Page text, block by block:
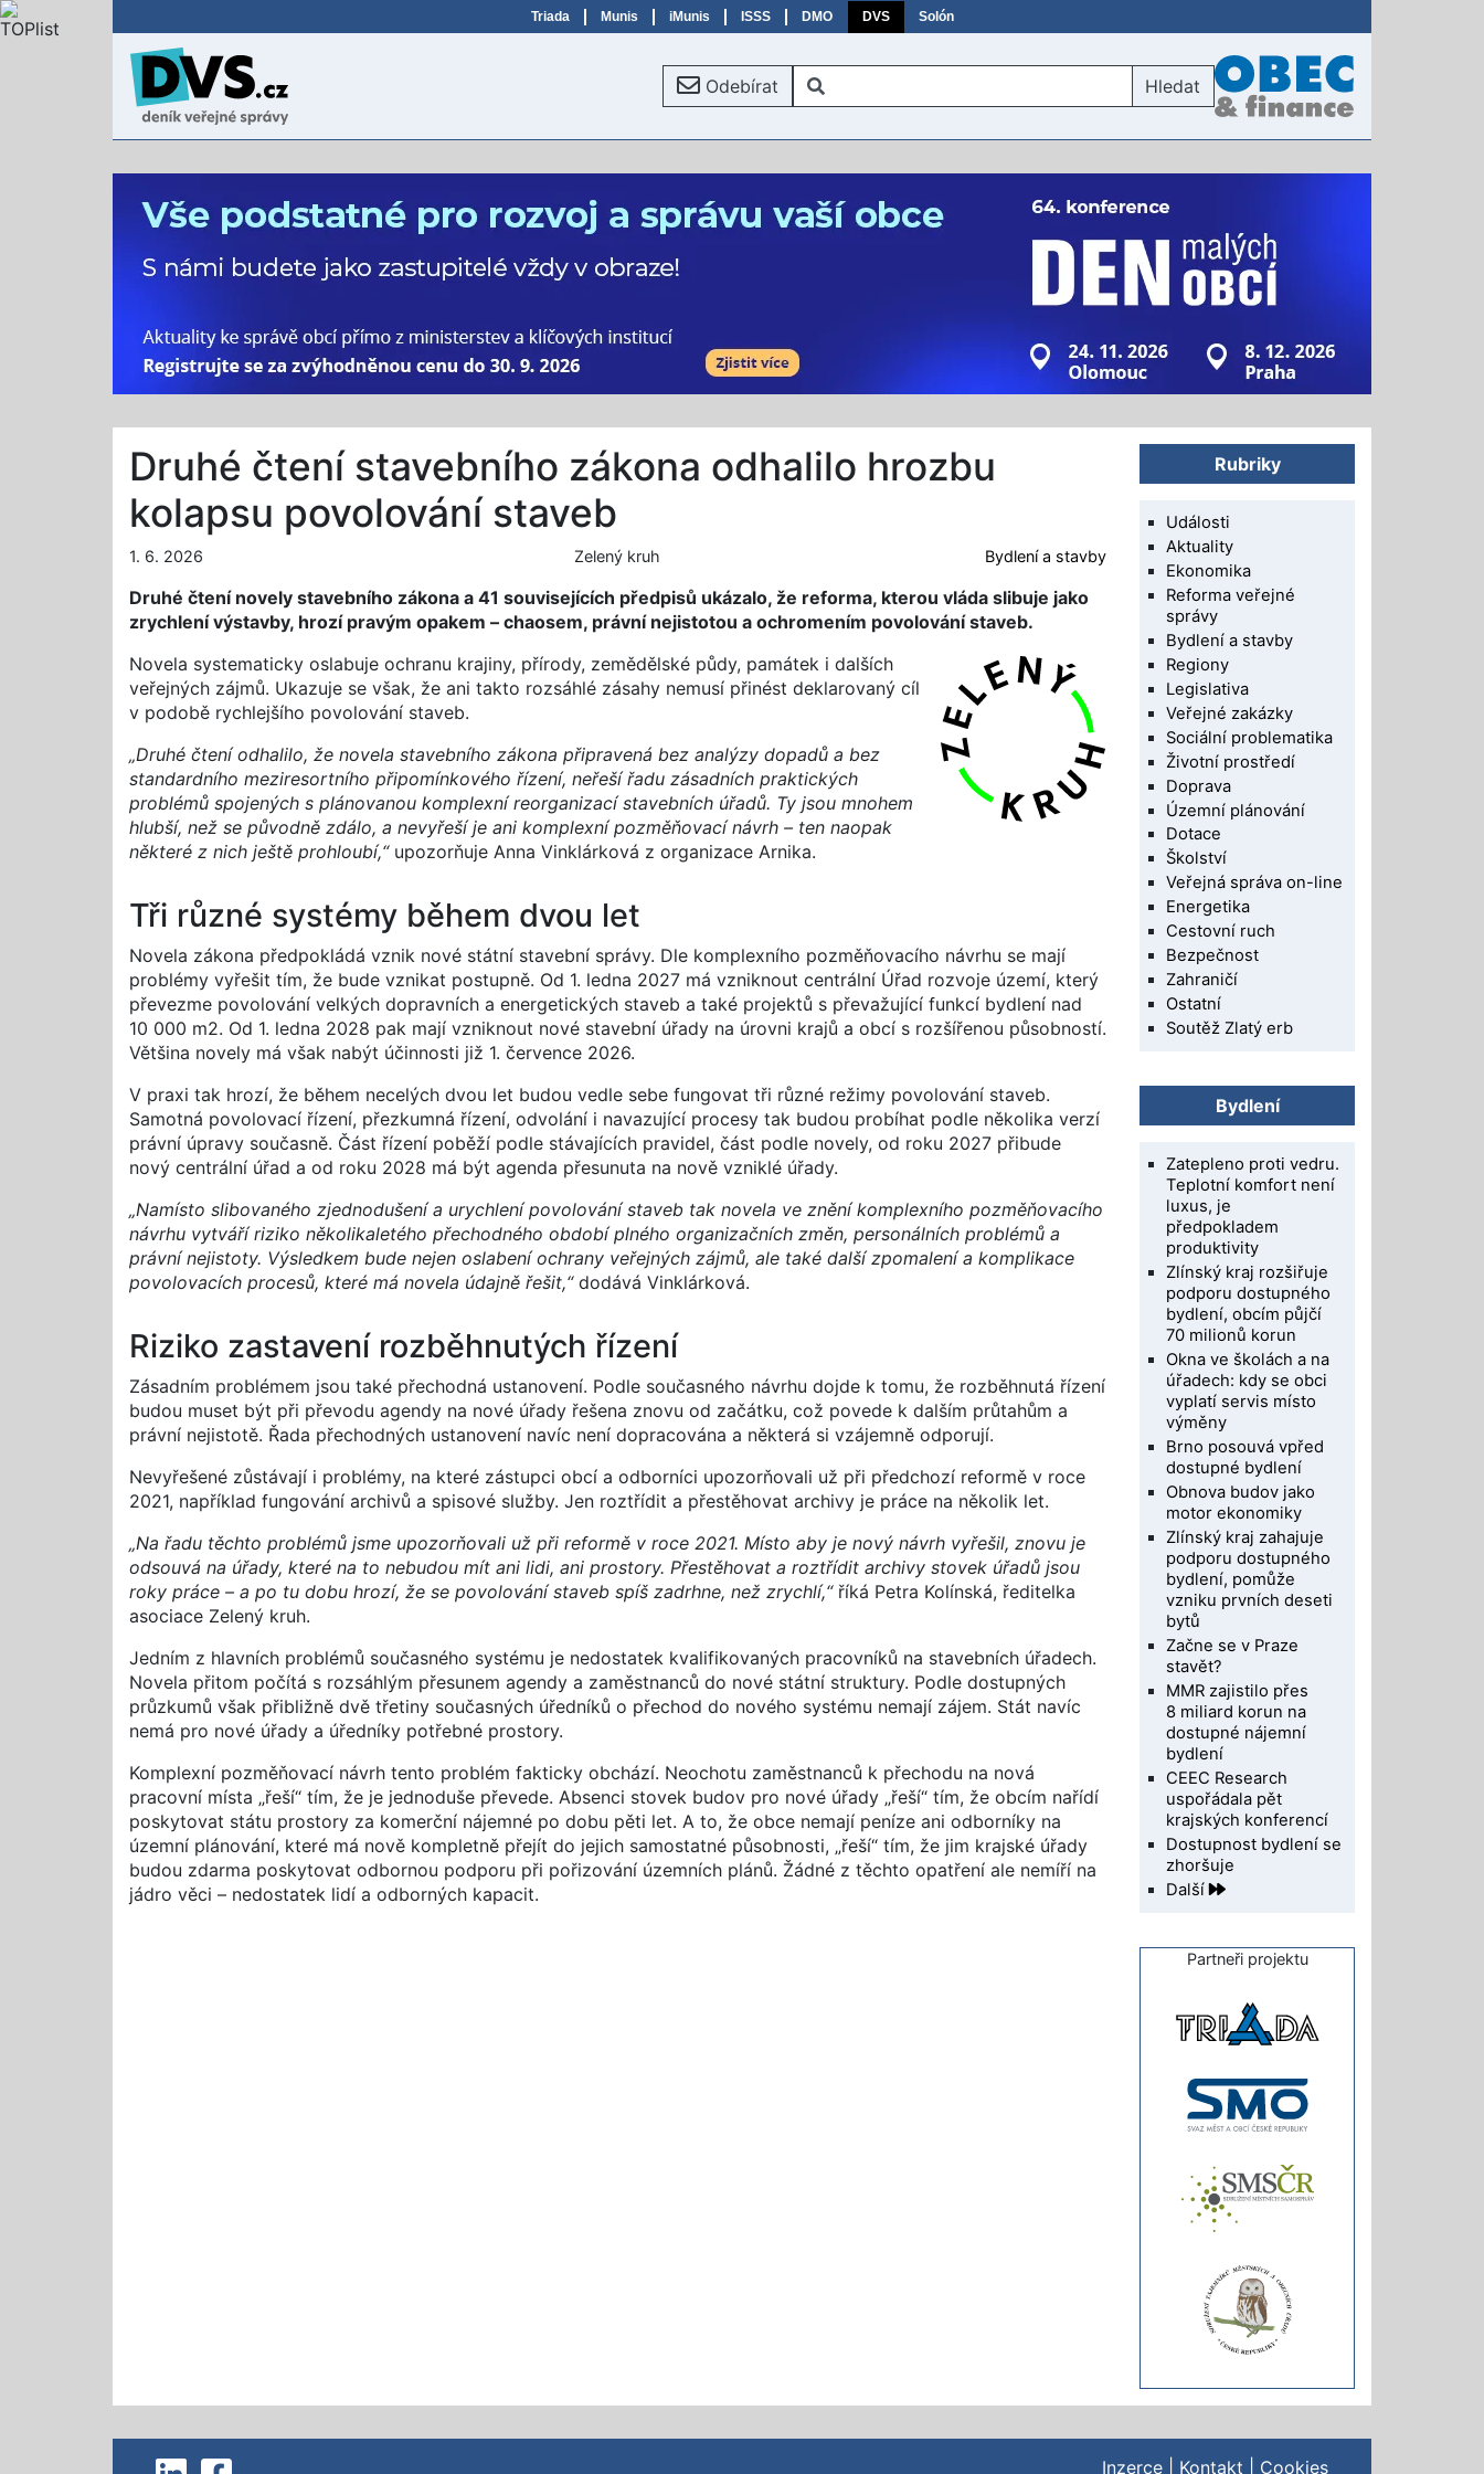
Triada Munis iMunis ISSS DMO DVS Solón
Odebírat Hledat
Druhé čtení stavebního zákona odhalilo hrozbu
kolapsu povolování staveb
1. 6. 2026 Zelený kruh Bydlení a stavby
Druhé čtení novely stavebního zákona a 41 souvisejících předpisů ukázalo, že reforma, kterou vláda slibuje jako
zrychlení výstavby, hrozí pravým opakem – chaosem, právní nejistotou a ochromením povolování staveb.
Novela systematicky oslabuje ochranu krajiny, přírody, zemědělské půdy, památek i dalších
veřejných zájmů. Ukazuje se však, že ani takto rozsáhlé zásahy nemusí přinést deklarovaný cíl
v podobě rychlejšího povolování staveb.
„Druhé čtení odhalilo, že novela stavebního zákona připravená bez analýzy dopadů a bez
standardního meziresortního připomínkového řízení, neřeší řadu zásadních praktických
problémů spojených s plánovanou komplexní reorganizací stavebních úřadů. Ty jsou mnohem
hlubší, než se původně zdálo, a nevyřeší je ani komplexní pozměňovací návrh – ten naopak
některé z nich ještě prohloubí,“upozorňuje Anna Vinklárková z organizace Arnika.
Tři různé systémy během dvou let
Novela zákona předpokládá vznik nové státní stavební správy. Dle komplexního pozměňovacího návrhu se mají
problémy vyřešit tím, že bude vznikat postupně. Od 1. ledna 2027 má vzniknout centrální Úřad rozvoje území, který
převezme povolování velkých dopravních a energetických staveb a také projektů s převažující funkcí bydlení nad
10 000 m2. Od 1. ledna 2028 pak mají vzniknout nové stavební úřady na úrovni krajů a obcí s rozšířenou působností.
Většina novely má však nabýt účinnosti již 1. července 2026.
V praxi tak hrozí, že během necelých dvou let budou vedle sebe fungovat tři různé režimy povolování staveb.
Samotná povolovací řízení, přezkumná řízení, odvolání i navazující procesy tak budou probíhat podle několika verzí
právní úpravy současně. Část řízení poběží podle stávajících pravidel, část podle novely, od roku 2027 přibude
nový centrální úřad a od roku 2028 má být agenda přesunuta na nově vzniklé úřady.
„Namísto slibovaného zjednodušení a urychlení povolování staveb tak novela ve znění komplexního pozměňovacího
návrhu vytváří riziko několikaletého přechodného období plného organizačních změn, personálních problémů a
právní nejistoty. Výsledkem bude nejen oslabení ochrany veřejných zájmů, ale také další zpomalení a komplikace
povolovacích procesů, které má novela údajně řešit,“dodává Vinklárková.
Riziko zastavení rozběhnutých řízení
Zásadním problémem jsou také přechodná ustanovení. Podle současného návrhu dojde k tomu, že rozběhnutá řízení
budou muset být při převodu agendy na nové úřady řešena znovu od začátku, což povede k dalším průtahům a
právní nejistotě. Řada přechodných ustanovení navíc není dopracována a některá si vzájemně odporují.
Nevyřešené zůstávají i problémy, na které zástupci obcí a odborníci upozorňovali už při předchozí reformě v roce
2021, například fungování archivů a spisové služby. Jen roztřídit a přestěhovat archivy je práce na několik let.
„Na řadu těchto problémů jsme upozorňovali už při reformě v roce 2021. Místo aby je nový návrh vyřešil, znovu je
odsouvá na úřady, které na to nebudou mít ani lidi, ani prostory. Přestěhovat a roztřídit archivy stovek úřadů jsou
roky práce – a po tu dobu hrozí, že se povolování staveb spíš zadrhne, než zrychlí,“říká Petra Kolínská, ředitelka
asociace Zelený kruh.
Jedním z hlavních problémů současného systému je nedostatek kvalifikovaných pracovníků na stavebních úřadech.
Novela přitom počítá s rozsáhlým přesunem agendy a zaměstnanců do nové státní struktury. Podle dostupných
průzkumů však přibližně dvě třetiny současných úředníků o přechod do nového systému nemají zájem. Stát navíc
nemá pro nové úřady a úředníky potřebné prostory.
Komplexní pozměňovací návrh tento problém fakticky obchází. Neochotu zaměstnanců k přechodu na nová
pracovní místa „řeší“ tím, že je jednoduše převede. Absenci stovek budov pro nové úřady „řeší“ tím, že obcím nařídí
poskytovat státu prostory za komerční nájemné po dobu pěti let. A to, že obce nemají peníze ani odborníky na
územní plánování, které má nově kompletně přejít do jejich samostatné působnosti, „řeší“ tím, že jim krajské úřady
budou zdarma poskytovat odbornou podporu při pořizování územních plánů. Žádné z těchto opatření ale nemíří na
jádro věci – nedostatek lidí a odborných kapacit.
Rubriky
Události
Aktuality
Ekonomika
Reforma veřejné
správy
Bydlení a stavby
Regiony
Legislativa
Veřejné zakázky
Sociální problematika
Životní prostředí
Doprava
Územní plánování
Dotace
Školství
Veřejná správa on-line
Energetika
Cestovní ruch
Bezpečnost
Zahraničí
Ostatní
Soutěž Zlatý erb
Bydlení
Zatepleno proti vedru.
Teplotní komfort není
luxus, je
předpokladem
produktivity
Zlínský kraj rozšiřuje
podporu dostupného
bydlení, obcím půjčí
70 milionů korun
Okna ve školách a na
úřadech: kdy se obci
vyplatí servis místo
výměny
Brno posouvá vpřed
dostupné bydlení
Obnova budov jako
motor ekonomiky
Zlínský kraj zahajuje
podporu dostupného
bydlení, pomůže
vzniku prvních deseti
bytů
Začne se v Praze
stavět?
MMR zajistilo přes
8 miliard korun na
dostupné nájemní
bydlení
CEEC Research
uspořádala pět
krajských konferencí
Dostupnost bydlení se
zhoršuje
Další
Partneři projektu
Inzerce Kontakt Cookies